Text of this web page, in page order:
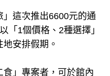
這次推出6600元的通
「1個價格、2種選擇」
安排假期。
」專案者，可於館內